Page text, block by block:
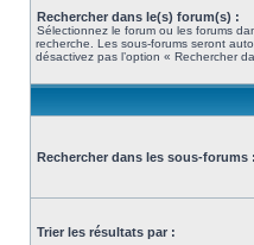
Rechercher dans le(s) forum(s) :
Sélectionnez le forum ou les forums
recherche. Les sous-forums seront
désactivez pas l’option « Rechercher
Rechercher dans les sous-forums :
Trier les résultats par :